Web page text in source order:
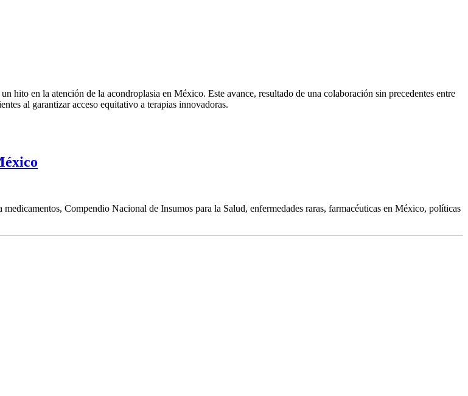
en la atención de la acondroplasia en México. Este avance, resultado de una colaboración sin precedentes entre
al garantizar acceso equitativo a terapias innovadoras.
Compendio Nacional de Insumos para la Salud, enfermedades raras, farmacéuticas en México, políticas